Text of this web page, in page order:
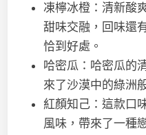
凍檸冰橙：清新酸
甜味交融，回味還
恰到好處。
哈密瓜：哈密瓜的
來了沙漠中的綠洲
紅顏知己：這款口
風味，帶來了一種